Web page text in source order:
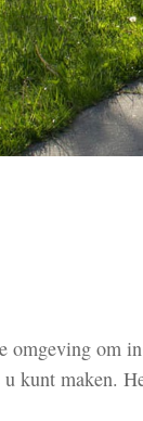
om
kunt maken.